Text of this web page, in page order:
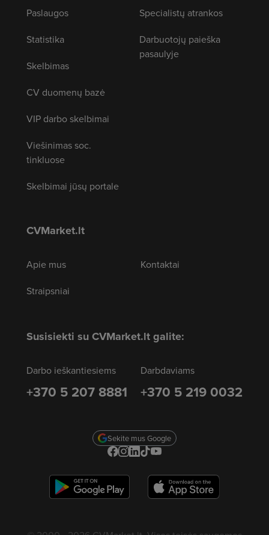
Paslaugos
Statistika
Skelbimas
CV duomenų bazė
VIP darbo skelbimai
Viešinimas soc.
tinkluose
Skelbimai jūsų portale
Specialistų atrankos
Darbuotojų paieška
pasaulyje
CVMarket.lt
Apie mus
Straipsniai
Kontaktai
Susisiekti su CVMarket.lt galite:
Darbo ieškantiesiems
+370 5 207 8881
Darbdaviams
+370 5 219 0032
Sekite mus Google